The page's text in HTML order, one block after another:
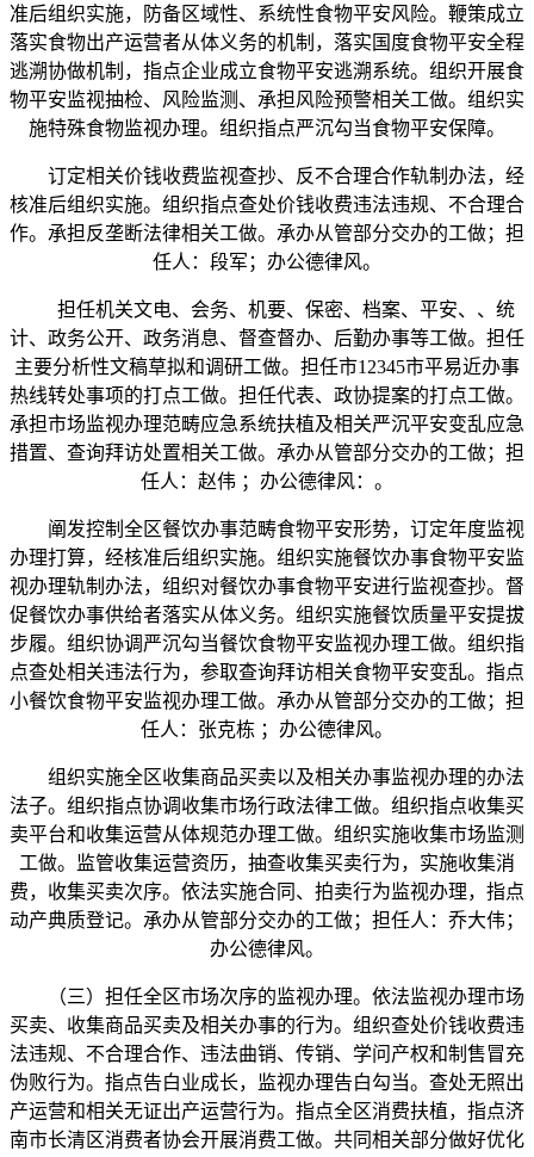
准后组织实施，防备区域性、系统性食物平安风险。鞭策成立
落实食物出产运营者从体义务的机制，落实国度食物平安全程
逃溯协做机制，指点企业成立食物平安逃溯系统。组织开展食
物平安监视抽检、风险监测、承担风险预警相关工做。组织实
施特殊食物监视办理。组织指点严沉勾当食物平安保障。
订定相关价钱收费监视查抄、反不合理合作轨制办法，经
核准后组织实施。组织指点查处价钱收费违法违规、不合理合
作。承担反垄断法律相关工做。承办从管部分交办的工做；担
任人：段军；办公德律风。
担任机关文电、会务、机要、保密、档案、平安、、统
计、政务公开、政务消息、督查督办、后勤办事等工做。担任
主要分析性文稿草拟和调研工做。担任市12345市平易近办事
热线转处事项的打点工做。担任代表、政协提案的打点工做。
承担市场监视办理范畴应急系统扶植及相关严沉平安变乱应急
措置、查询拜访处置相关工做。承办从管部分交办的工做；担
任人：赵伟 ；办公德律风：。
阐发控制全区餐饮办事范畴食物平安形势，订定年度监视
办理打算，经核准后组织实施。组织实施餐饮办事食物平安监
视办理轨制办法，组织对餐饮办事食物平安进行监视查抄。督
促餐饮办事供给者落实从体义务。组织实施餐饮质量平安提拔
步履。组织协调严沉勾当餐饮食物平安监视办理工做。组织指
点查处相关违法行为，参取查询拜访相关食物平安变乱。指点
小餐饮食物平安监视办理工做。承办从管部分交办的工做；担
任人：张克栋 ；办公德律风。
组织实施全区收集商品买卖以及相关办事监视办理的办法
法子。组织指点协调收集市场行政法律工做。组织指点收集买
卖平台和收集运营从体规范办理工做。组织实施收集市场监测
工做。监管收集运营资历，抽查收集买卖行为，实施收集消
费，收集买卖次序。依法实施合同、拍卖行为监视办理，指点
动产典质登记。承办从管部分交办的工做；担任人：乔大伟；
办公德律风。
（三）担任全区市场次序的监视办理。依法监视办理市场
买卖、收集商品买卖及相关办事的行为。组织查处价钱收费违
法违规、不合理合作、违法曲销、传销、学问产权和制售冒充
伪败行为。指点告白业成长，监视办理告白勾当。查处无照出
产运营和相关无证出产运营行为。指点全区消费扶植，指点济
南市长清区消费者协会开展消费工做。共同相关部分做好优化